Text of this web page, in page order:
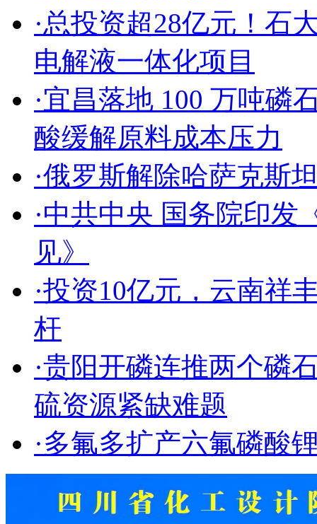
·总投资超28亿元！石
电解液一体化项目
·宜昌落地 100 万吨磷
酸缓解原料成本压力
·俄罗斯解除哈萨克斯
·中共中央 国务院印发
见》
·投资10亿元，云南祥
杆
·贵阳开磷连推两个磷
硫资源紧缺难题
·多氟多扩产六氟磷酸